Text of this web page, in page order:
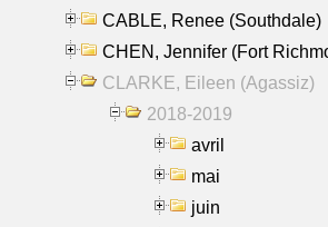
CABLE, Renee (Southdale)
CHEN, Jennifer (Fort
CLARKE, Eileen (Agassiz)
2018-2019
avril
mai
juin